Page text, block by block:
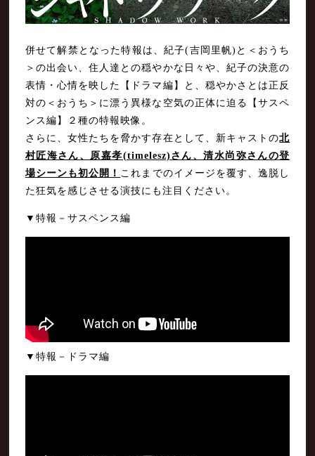
併せて解禁となった特報は、紀子(吉岡里帆)と＜おうち
＞の出会い、住人達との穏やかな日々や、紀子の決意の
表情・心情を映した【ドラマ編】と、穏やかさとは正反
対の＜おうち＞に漂う異様な空気の正体に迫る【サスペ
ンス編】２種の特報映像。
さらに、女性たちを脅かす存在として、新キャストの北
村匠海さん、原嘉孝(timelesz)さん、清水尚弥さんの登
場シーンも初公開！ これまでのイメージを覆す、逸脱し
た狂気を感じさせる演技にも注目ください。
▼特報－サスペンス編
▼特報－ドラマ編